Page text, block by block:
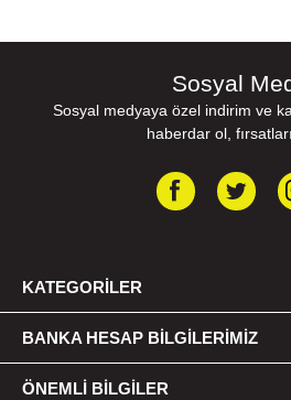
Sosyal
Sosyal medyaya özel indirim ve
haberdar ol,
KATEGORILER
BANKA HESAP BILGILERIMIZ
ÖNEMLI BILGILER